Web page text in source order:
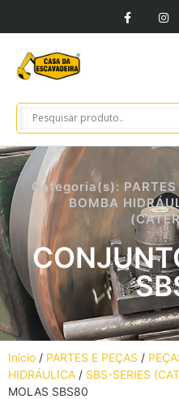
Categoria(s):
BOMBA
Início / PARTES E PEÇAS /
HIDRÁULICA / SBS-SERIES
MOLAS SBS80